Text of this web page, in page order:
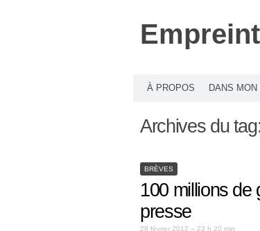
À PROPOS DANS
Archives du tag:
BRÈVES
100 millions de
presse
28 février 2012 – 23 h 20 min